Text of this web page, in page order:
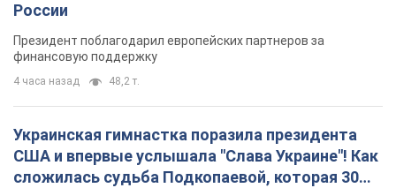
России
Президент поблагодарил европейских партнеров за
финансовую поддержку
4 часа назад 48,2 т.
Украинская гимнастка поразила президента
США и впервые услышала "Слава Украине"! Как
сложилась судьба Подкопаевой, которая 30